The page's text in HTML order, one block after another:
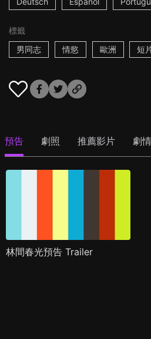
標籤
男同志
情慾 歐洲 短
預告 劇照 推薦影片 劇
林間春光預告 Trailer